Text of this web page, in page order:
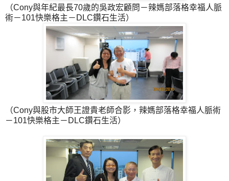
（Cony與年紀最長70歲的吳政宏顧問－辣媽部落格幸福人脈
術－101快樂格主－DLC鑽石生活）
（Cony與股市大師王證貴老師合影，辣媽部落格幸福人脈術
－101快樂格主－DLC鑽石生活）